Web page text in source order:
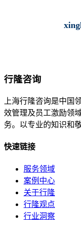
行隆咨询
上海行隆咨询是中国
效管理及员工激励领
务。以专业的知识和
快速链接
服务领域
案例中心
关于行隆
行隆观点
行业洞察